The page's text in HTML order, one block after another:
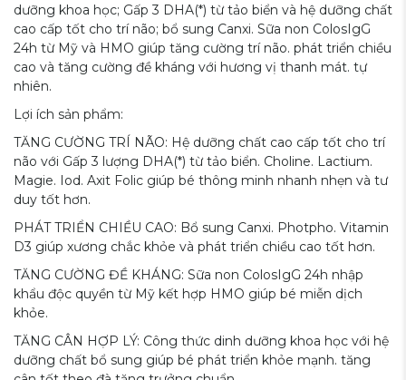
dưỡng khoa học; Gấp 3 DHA(*) từ tảo biển và hệ dưỡng chất
cao cấp tốt cho trí não; bổ sung Canxi. Sữa non ColosIgG
24h từ Mỹ và HMO giúp tăng cường trí não. phát triển chiều
cao và tăng cường đề kháng với hương vị thanh mát. tự
nhiên.
Lợi ích sản phẩm:
TĂNG CƯỜNG TRÍ NÃO: Hệ dưỡng chất cao cấp tốt cho trí
não với Gấp 3 lượng DHA(*) từ tảo biển. Choline. Lactium.
Magie. Iod. Axit Folic giúp bé thông minh nhanh nhẹn và tư
duy tốt hơn.
PHÁT TRIỂN CHIỀU CAO: Bổ sung Canxi. Photpho. Vitamin
D3 giúp xương chắc khỏe và phát triển chiều cao tốt hơn.
TĂNG CƯỜNG ĐỀ KHÁNG: Sữa non ColosIgG 24h nhập
khẩu độc quyền từ Mỹ kết hợp HMO giúp bé miễn dịch
khỏe.
TĂNG CÂN HỢP LÝ: Công thức dinh dưỡng khoa học với hệ
dưỡng chất bổ sung giúp bé phát triển khỏe mạnh. tăng